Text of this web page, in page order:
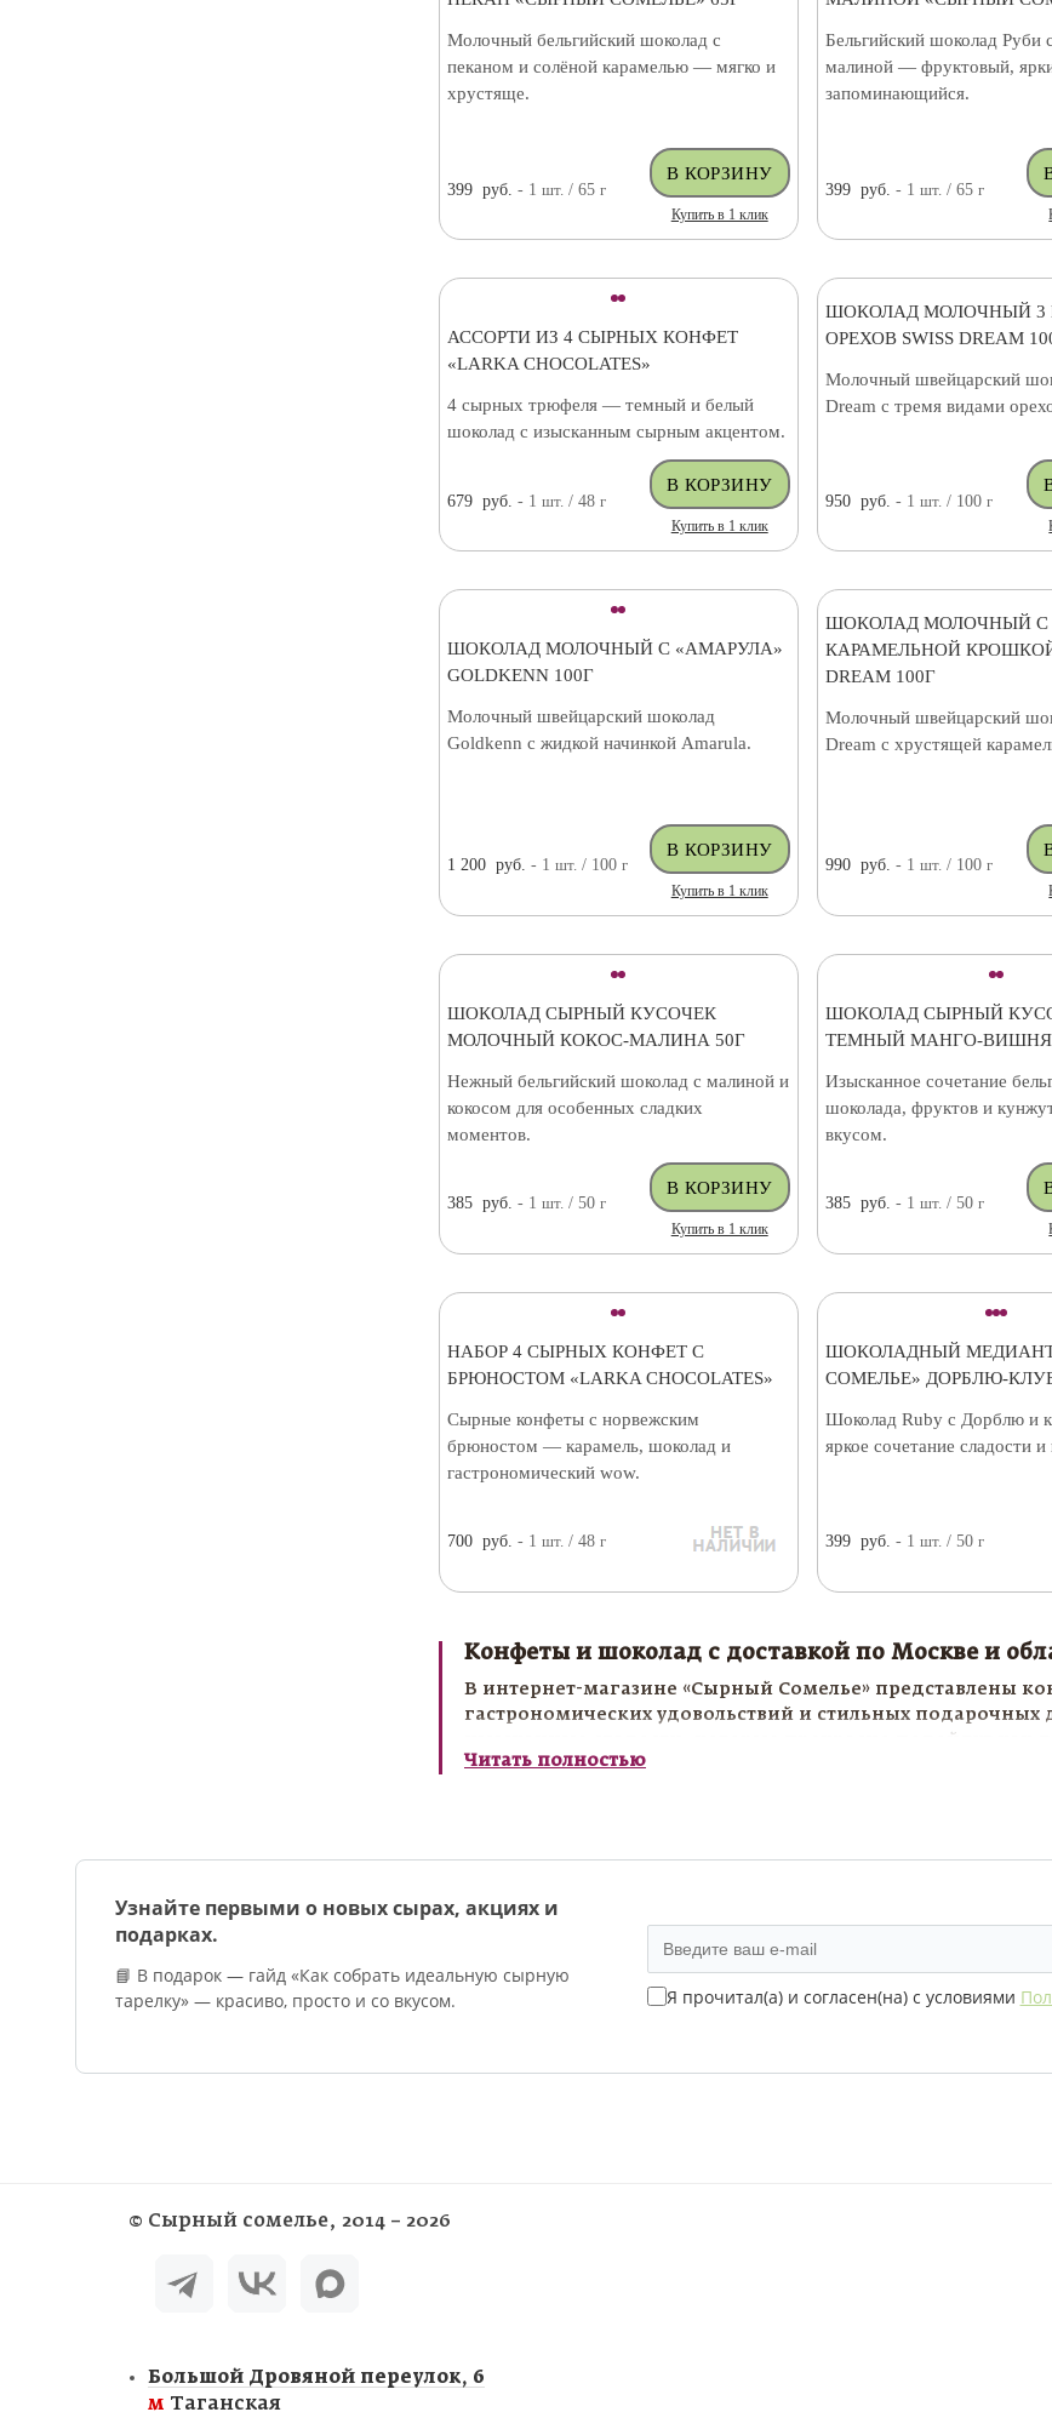
Молочный бельгийский шоколад с
пеканом и солёной карамелью — мягко и
хрустяще.
399 руб. - 1 шт. / 65 г
Купить в 1 клик
Бельгийский шоколад Руби
малиной — фруктовый,
запоминающийся.
399 руб. - 1 шт. / 65 г
АССОРТИ ИЗ 4 СЫРНЫХ КОНФЕТ
«LARKA CHOCOLATES»
4 сырных трюфеля — темный и белый
шоколад с изысканным сырным акцентом.
679 руб. - 1 шт. / 48 г
Купить в 1 клик
ШОКОЛАД МОЛОЧНЫЙ 3
ОРЕХОВ SWISS DREAM
Молочный швейцарский
Dream с тремя видами
950 руб. - 1 шт. / 100 г
ШОКОЛАД МОЛОЧНЫЙ С «АМАРУЛА»
GOLDKENN 100Г
Молочный швейцарский шоколад
Goldkenn с жидкой начинкой Amarula.
1 200 руб. - 1 шт./ 100 г
Купить в 1 клик
ШОКОЛАД МОЛОЧНЫЙ С
КАРАМЕЛЬНОЙ КРОШКОЙ
DREAM 100Г
Молочный швейцарский
Dream с хрустящей
990 руб. - 1 шт./ 100 г
ШОКОЛАД СЫРНЫЙ КУСОЧЕК
МОЛОЧНЫЙ КОКОС-МАЛИНА 50Г
Нежный бельгийский шоколад с малиной и
кокосом для особенных сладких
моментов.
385 руб. - 1 шт./ 50 г
Купить в 1 клик
ШОКОЛАД СЫРНЫЙ
ТЕМНЫЙ МАНГО-ВИШНЯ
Изысканное сочетание
шоколада, фруктов и
вкусом.
385 руб. - 1 шт./ 50 г
НАБОР 4 СЫРНЫХ КОНФЕТ С
БРЮНОСТОМ «LARKA CHOCOLATES»
Сырные конфеты с норвежским
брюностом — карамель, шоколад и
гастрономический wow.
700 руб. - 1 шт./ 48 г
ШОКОЛАДНЫЙ
СОМЕЛЬЕ» ДОРБЛЮ-
Шоколад Ruby с Дорблю и
яркое сочетание сладости
399 руб. - 1 шт./ 50 г
Конфеты и шоколад с доставкой по Москве и
В интернет-магазине «Сырный Сомелье» представлены
гастрономических удовольствий и стильных
изысканные сладости, которые прекрасно подойдут как
дополнения к сырным наборам и гастрономическим
Сомелье».
Читать полностью
Узнайте первыми о новых сырах, акциях и
подарках.
📘 В подарок — гайд «Как собрать идеальную сырную
тарелку» — красиво, просто и со вкусом.
Я прочитал(а) и согласен(на) с условиями
© Сырный сомелье, 2014 – 2026
Большой Дровяной переулок, 6
м Таганская